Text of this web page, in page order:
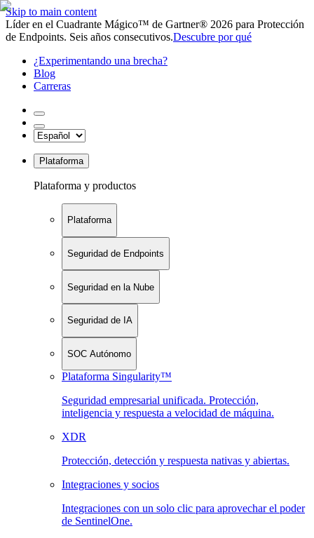
Skip to main content
Líder en el Cuadrante Mágico™ de Gartner® 2026 para Protección
de Endpoints. Seis años consecutivos.Descubre por qué
¿Experimentando una brecha?
Blog
Carreras
Plataforma
Plataforma y productos
Plataforma
Seguridad de Endpoints
Seguridad en la Nube
Seguridad de IA
SOC Autónomo
Plataforma Singularity™
Seguridad empresarial unificada. Protección,
inteligencia y respuesta a velocidad de máquina.
XDR
Protección, detección y respuesta nativas y abiertas.
Integraciones y socios
Integraciones con un solo clic para aprovechar el poder
de SentinelOne.